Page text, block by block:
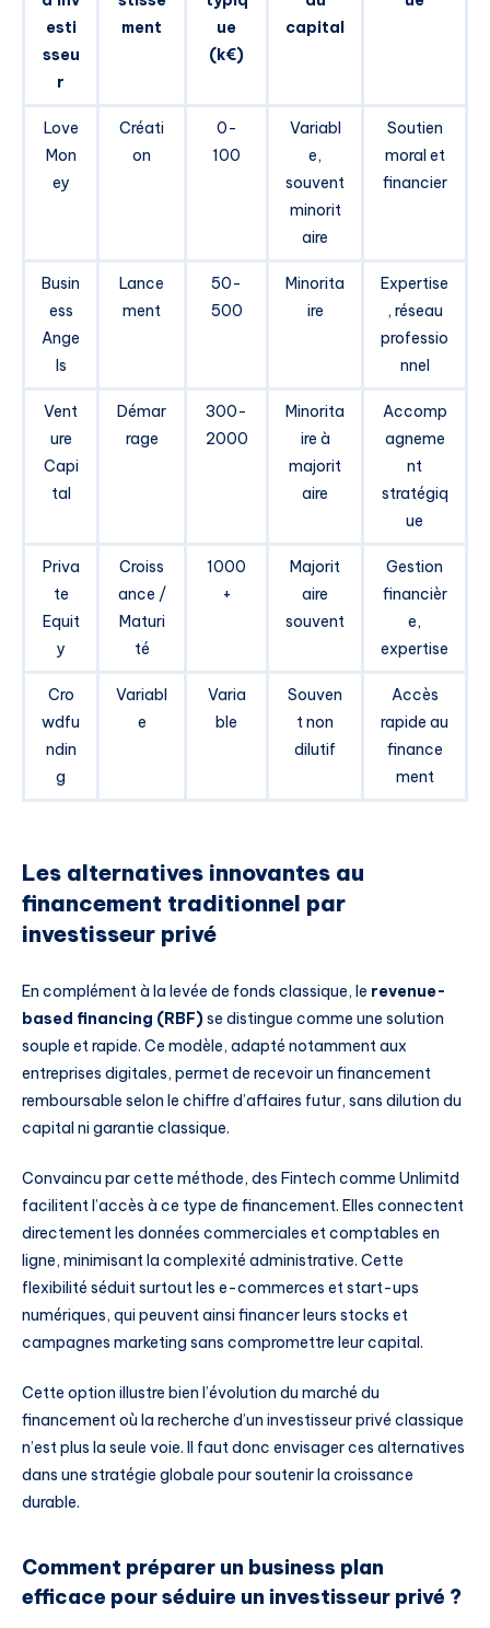
esti
sseu
r
ment
ue
(k€)
capital
Love
Mon
ey
Créati
on
0-
100
Variabl
e,
souvent
minorit
aire
Soutien
moral et
financier
Busin
ess
Ange
ls
Lance
ment
50-
500
Minorita
ire
Expertise
, réseau
professio
nnel
Vent
ure
Capi
tal
Démar
rage
300-
2000
Minorita
ire à
majorit
aire
Accomp
agneme
nt
stratégiq
ue
Priva
te
Equit
y
Croiss
ance /
Maturi
té
1000
+
Majorit
aire
souvent
Gestion
financièr
e,
expertise
Cro
wdfu
ndin
g
Variabl
e
Varia
ble
Souven
t non
dilutif
Accès
rapide au
finance
ment
Les alternatives innovantes au
financement traditionnel par
investisseur privé
En complément à la levée de fonds classique, le revenue-
based financing (RBF)se distingue comme une solution
souple et rapide. Ce modèle, adapté notamment aux
entreprises digitales, permet de recevoir un financement
remboursable selon le chiffre d’affaires futur, sans dilution du
capital ni garantie classique.
Convaincu par cette méthode, des Fintech comme Unlimitd
facilitent l’accès à ce type de financement. Elles connectent
directement les données commerciales et comptables en
ligne, minimisant la complexité administrative. Cette
flexibilité séduit surtout les e-commerces et start-ups
numériques, qui peuvent ainsi financer leurs stocks et
campagnes marketing sans compromettre leur capital.
Cette option illustre bien l’évolution du marché du
financement où la recherche d’un investisseur privé classique
n’est plus la seule voie. Il faut donc envisager ces alternatives
dans une stratégie globale pour soutenir la croissance
durable.
Comment préparer un business plan
efficace pour séduire un investisseur privé ?